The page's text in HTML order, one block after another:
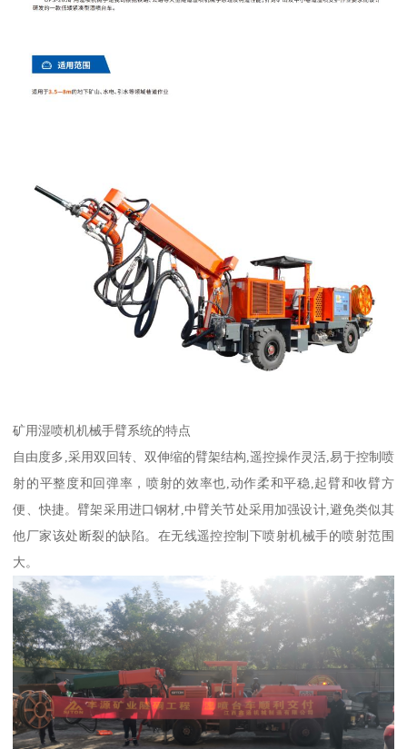
矿用湿喷机机械手臂系统的特点
自由度多,采用双回转、双伸缩的臂架结构,遥控操作灵活,易于控制喷
射的平整度和回弹率，喷射的效率也,动作柔和平稳,起臂和收臂方
便、快捷。臂架采用进口钢材,中臂关节处采用加强设计,避免类似其
他厂家该处断裂的缺陷。在无线遥控控制下喷射机械手的喷射范围
大。